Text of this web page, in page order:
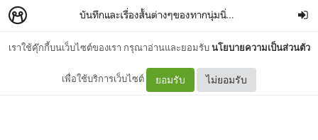
เราใช้คุ๊กกี้บนเว็บไซต์ของเรา กรุณาอ่านและยอมรับนโยบายความเป็นส่วนตัว
เพื่อใช้บริการเว็บไซต์ ยอมรับ ไม่ยอมรับ
บันทึกและเรื่องสั้นต่างๆของทากนุ่มนิ่ม– FLUFFYSNAIL
“กูแอบชอบพระจันทร์ว่ะ”